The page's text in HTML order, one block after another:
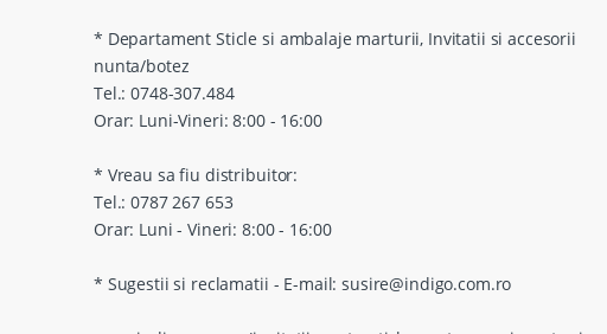
* Departament Sticle si ambalaje marturii, Invitatii si accesorii
nunta/botez
Tel.: 0748-307.484
Orar: Luni-Vineri: 8:00 - 16:00
* Vreau sa fiu distribuitor:
Tel.: 0787 267 653
Orar: Luni - Vineri: 8:00 - 16:00
* Sugestii si reclamatii - E-mail: susire@indigo.com.ro